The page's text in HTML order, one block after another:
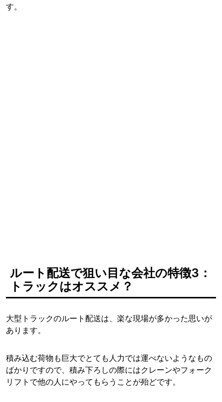
す。
ルート配送で狙い目な会社の特徴3：
トラックはオススメ？
大型トラックのルート配送は、楽な現場が多かった思いが
あります。
積み込む荷物も巨大でとても人力では運べないようなもの
ばかりですので、積み下ろしの際にはクレーンやフォーク
リフトで他の人にやってもらうことが殆どです。